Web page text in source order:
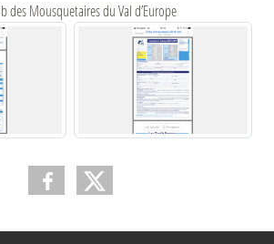
des Mousquetaires du Val d’Europe